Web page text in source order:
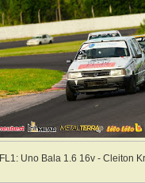
FL1: Uno Bala 1.6 16v - Cleiton